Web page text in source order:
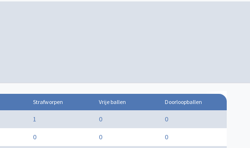
Strafworpen Vrije ballen Doorloopballen
1 0 0
0 0 0